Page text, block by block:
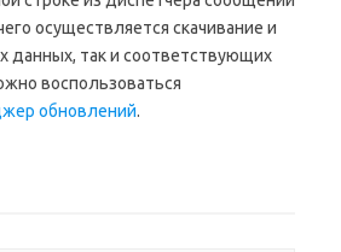
осуществляется скачивание и
данных, так и соответствующих
воспользоваться
обновлений.